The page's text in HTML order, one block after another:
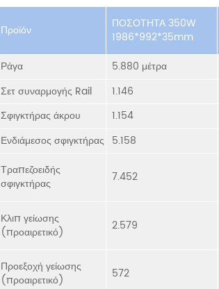
Προϊόν
ΠΟΣΟΤΗΤΑ 350W
1986*992*35mm
Ράγα 5.880 μέτρα
Σετ συναρμογής Rail 1.146
Σφιγκτήρας άκρου 1.154
Ενδιάμεσος σφιγκτήρας 5.158
Τραπεζοειδής
σφιγκτήρας
7.452
Κλιπ γείωσης
(προαιρετικό)
2.579
Προεξοχή γείωσης
(προαιρετικό)
572